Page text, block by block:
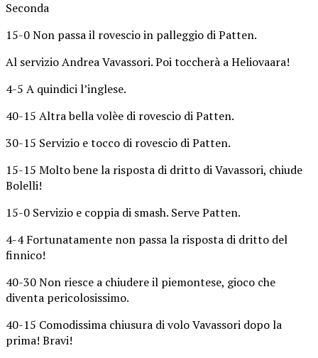
Seconda
15-0 Non passa il rovescio in palleggio di Patten.
Al servizio Andrea Vavassori. Poi toccherà a Heliovaara!
4-5 A quindici l’inglese.
40-15 Altra bella volèe di rovescio di Patten.
30-15 Servizio e tocco di rovescio di Patten.
15-15 Molto bene la risposta di dritto di Vavassori, chiude
Bolelli!
15-0 Servizio e coppia di smash. Serve Patten.
4-4 Fortunatamente non passa la risposta di dritto del
finnico!
40-30 Non riesce a chiudere il piemontese, gioco che
diventa pericolosissimo.
40-15 Comodissima chiusura di volo Vavassori dopo la
prima! Bravi!